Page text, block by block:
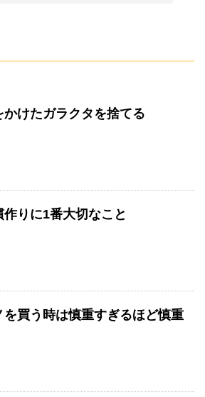
かけたガラクタを捨てる
作りに1番大切なこと
を買う時は慎重すぎるほど慎重